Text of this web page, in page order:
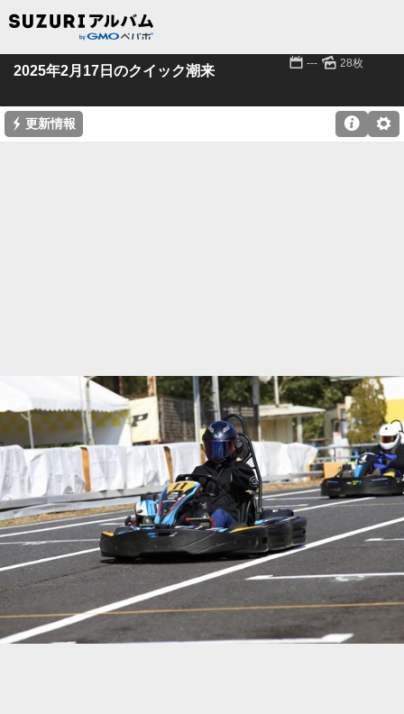
2025年2月17日のクイック潮来 📅 --- 🌄 28枚
⚡ 更新情報 ⚙
